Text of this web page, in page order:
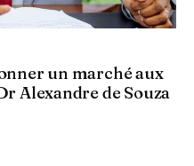
un marché aux
Alexandre de Souza